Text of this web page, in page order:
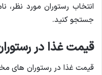
انتخاب رستوران مورد نظر،
جستجو کنید.
قیمت غذا در
قیمت غذا در رستوران های